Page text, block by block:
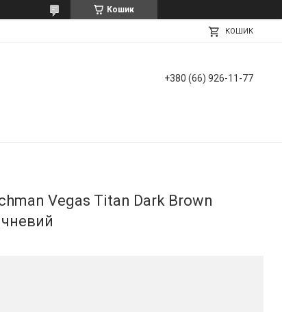
Кошик
КОШИК
+380 (66) 926-11-77
Vegas Titan Dark Brown